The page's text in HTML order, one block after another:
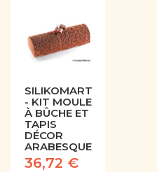
SILIKOMART
- KIT MOULE
À BÛCHE ET
TAPIS
DÉCOR
ARABESQUE
36,72 €